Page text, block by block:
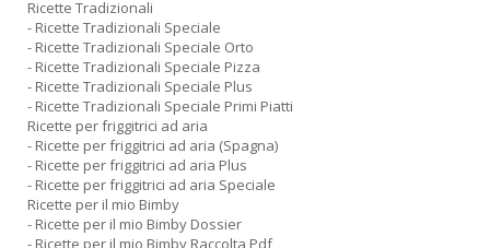
Ricette Tradizionali
- Ricette Tradizionali Speciale
- Ricette Tradizionali Speciale Orto
- Ricette Tradizionali Speciale Pizza
- Ricette Tradizionali Speciale Plus
- Ricette Tradizionali Speciale Primi Piatti
Ricette per friggitrici ad aria
- Ricette per friggitrici ad aria (Spagna)
- Ricette per friggitrici ad aria Plus
- Ricette per friggitrici ad aria Speciale
Ricette per il mio Bimby
- Ricette per il mio Bimby Dossier
- Ricette per il mio Bimby Raccolta Pdf